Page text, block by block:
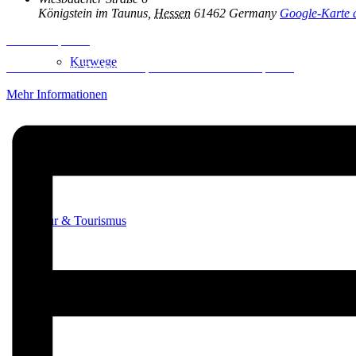
Kurwege
Kur & Tourismus
Königstein im Taunus Hessen 61462 Germany Google-Karte
Erforderlichen Service akzeptieren und Inhalte entsperren
Mehr Informationen